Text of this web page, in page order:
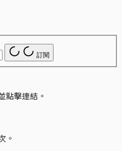
訂閱
點擊連結。
。